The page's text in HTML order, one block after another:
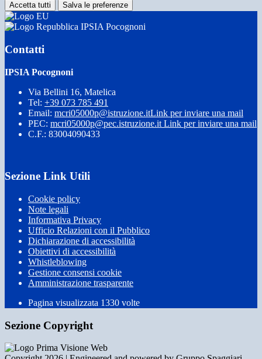
Accetta tutti Salva le preferenze
IPSIA Pocognoni
Contatti
IPSIA Pocognoni
Via Bellini 16, Matelica
Tel: +39 073 785 491
Email: mcri05000p@istruzione.itLink per inviare una mail
PEC: mcri05000p@pec.istruzione.it Link per inviare una mail
C.F.: 83004090433
Sezione Link Utili
Cookie policy
Note legali
Informativa Privacy
Ufficio Relazioni con il Pubblico
Dichiarazione di accessibilità
Obiettivi di accessibilità
Whistleblowing
Gestione consensi cookie
Amministrazione trasparente
Pagina visualizzata 1330 volte
Sezione Copyright